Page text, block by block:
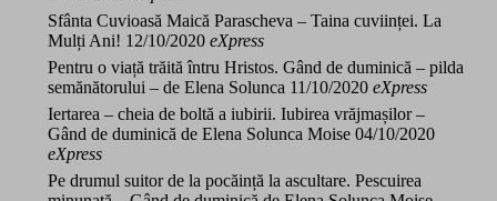
Sfânta Cuvioasă Maică Parascheva – Taina cuviinței. La
Mulți Ani! 12/10/2020 eXpress
Pentru o viață trăită întru Hristos. Gând de duminică – pilda
semănătorului – de Elena Solunca 11/10/2020 eXpress
Iertarea – cheia de boltă a iubirii. Iubirea vrăjmașilor –
Gând de duminică de Elena Solunca Moise 04/10/2020
eXpress
Pe drumul suitor de la pocăință la ascultare. Pescuirea